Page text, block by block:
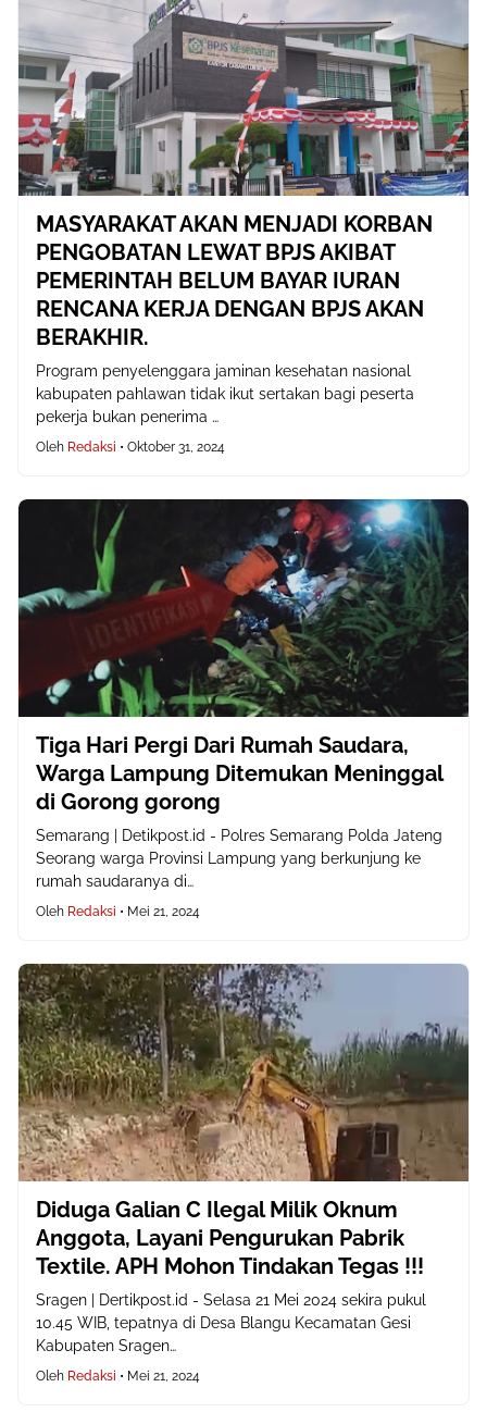
MASYARAKAT AKAN MENJADI KORBAN
PENGOBATAN LEWAT BPJS AKIBAT
PEMERINTAH BELUM BAYAR IURAN
RENCANA KERJA DENGAN BPJS AKAN
BERAKHIR.
Program penyelenggara jaminan kesehatan nasional
kabupaten pahlawan tidak ikut sertakan bagi peserta
pekerja bukan penerima …
Oleh Redaksi • Oktober 31, 2024
Tiga Hari Pergi Dari Rumah Saudara,
Warga Lampung Ditemukan Meninggal
di Gorong gorong
Semarang | Detikpost.id - Polres Semarang Polda Jateng
Seorang warga Provinsi Lampung yang berkunjung ke
rumah saudaranya di…
Oleh Redaksi • Mei 21, 2024
Diduga Galian C Ilegal Milik Oknum
Anggota, Layani Pengurukan Pabrik
Textile. APH Mohon Tindakan Tegas !!!
Sragen | Dertikpost.id - Selasa 21 Mei 2024 sekira pukul
10.45 WIB, tepatnya di Desa Blangu Kecamatan Gesi
Kabupaten Sragen…
Oleh Redaksi • Mei 21, 2024